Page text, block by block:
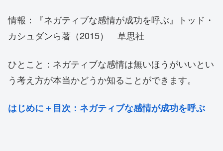
情報：『ネガティブな感情が成功を呼ぶ』トッド・
カシュダンら著（2015） 草思社
ひとこと：ネガティブな感情は無いほうがいいとい
う考え方が本当かどうか知ることができます。
はじめに＋目次 ：ネガティブな感情が成功を呼ぶ